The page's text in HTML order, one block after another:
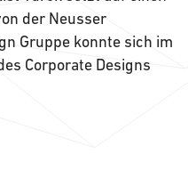
der Neusser
Gruppe konnte sich im
Corporate Designs